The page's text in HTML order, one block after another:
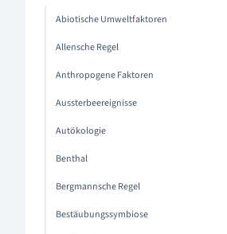
Abiotische Umweltfaktoren
Allensche Regel
Anthropogene Faktoren
Aussterbeereignisse
Autökologie
Benthal
Bergmannsche Regel
Bestäubungssymbiose